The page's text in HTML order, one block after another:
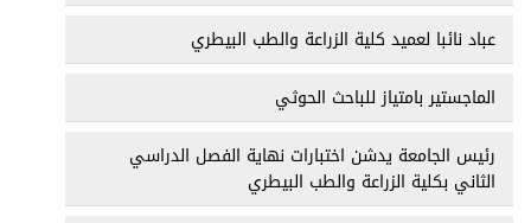
عباد نائبا لعميد كلية الزراعة والطب البيطري
الماجستير بامتياز للباحث الحوثي
رئيس الجامعة يدشن اختبارات نهاية الفصل الدراسي
الثاني بكلية الزراعة والطب البيطري